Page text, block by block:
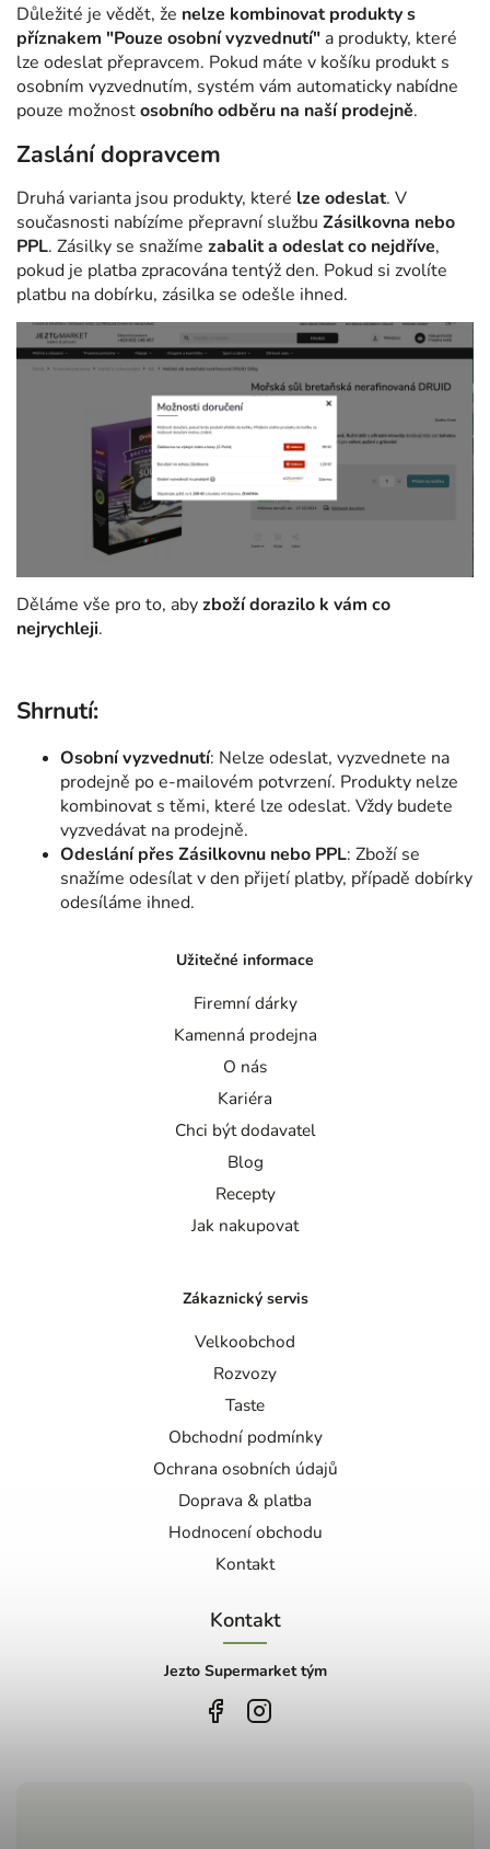
Důležité je vědět, že nelze kombinovat produkty s
příznakem "Pouze osobní vyzvednutí" a produkty, které
lze odeslat přepravcem. Pokud máte v košíku produkt s
osobním vyzvednutím, systém vám automaticky nabídne
pouze možnostosobního odběru na naší prodejně.
Zaslání dopravcem
Druhá varianta jsou produkty, které lze odeslat. V
současnosti nabízíme přepravní službu Zásilkovna nebo
PPL. Zásilky se snažíme zabalit a odeslat co nejdříve,
pokud je platba zpracována tentýž den. Pokud si zvolíte
platbu na dobírku, zásilka se odešle ihned.
Děláme vše pro to, abyzboží dorazilo k vám co
nejrychleji.
Shrnutí:
Osobní vyzvednutí: Nelze odeslat, vyzvednete na
prodejně po e-mailovém potvrzení. Produkty nelze
kombinovat s těmi, které lze odeslat. Vždy budete
vyzvedávat na prodejně.
Odeslání přes Zásilkovnu nebo PPL: Zboží se
snažíme odesílat v den přijetí platby, případě dobírky
odesíláme ihned.
Užitečné informace
Firemní dárky
Kamenná prodejna
O nás
Kariéra
Chci být dodavatel
Blog
Recepty
Jak nakupovat
Zákaznický servis
Velkoobchod
Rozvozy
Taste
Obchodní podmínky
Ochrana osobních údajů
Doprava & platba
Hodnocení obchodu
Kontakt
Kontakt
Jezto Supermarket tým